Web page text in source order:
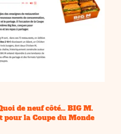
de neuf côté… BIG M.
pour la Coupe du Monde